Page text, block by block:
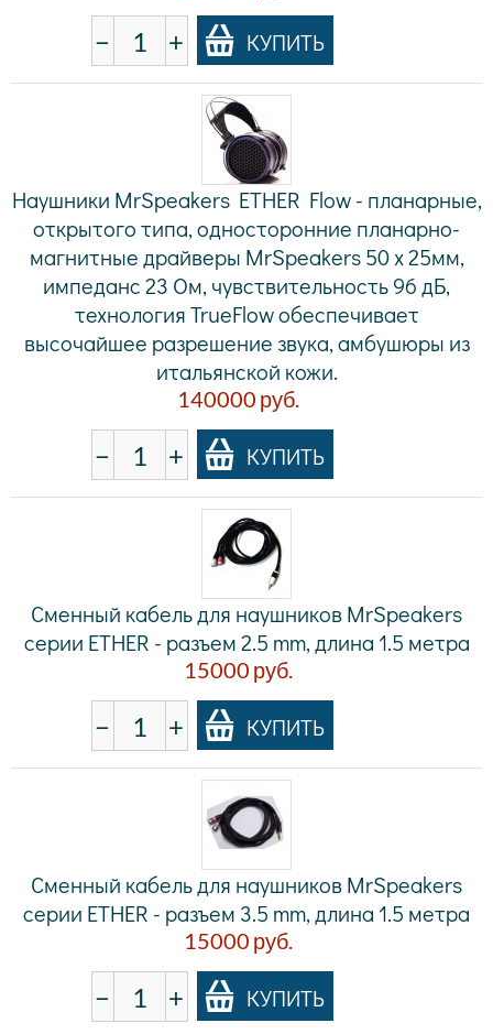
− + КУПИТЬ
Наушники MrSpeakers ETHER Flow - планарные,
открытого типа, односторонние планарно-
магнитные драйверы MrSpeakers 50 х 25мм,
импеданс 23 Ом, чувствительность 96 дБ,
технология TrueFlow обеспечивает
высочайшее разрешение звука, амбушюры из
итальянской кожи.
140000 руб.
− + КУПИТЬ
Сменный кабель для наушников MrSpeakers
серии ETHER - разъем 2.5 mm, длина 1.5 метра
15000 руб.
− + КУПИТЬ
Сменный кабель для наушников MrSpeakers
серии ETHER - разъем 3.5 mm, длина 1.5 метра
15000 руб.
− + КУПИТЬ